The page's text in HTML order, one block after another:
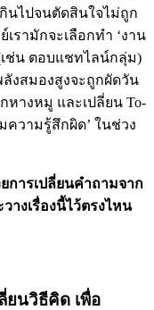
นไปจนตัดสินใจไม่ถูก
รามักจะเลือกทำ ‘งาน
เช่น ตอบแชทไลน์กลุ่ม)
งสมองสูงจะถูกผัดวัน
หางหมู และเปลี่ยน To-
ความรู้สึกผิด’ ในช่วง
การเปลี่ยนคำถามจาก
างเรื่องนี้ไว้ตรงไหน
ยนวิธีคิด เพื่อ